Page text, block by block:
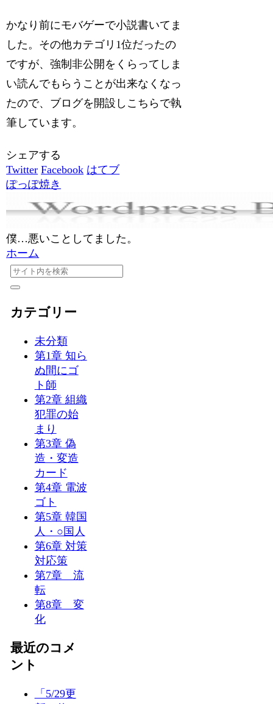
かなり前にモバゲーで小説書いてま
した。その他カテゴリ1位だったの
ですが、強制非公開をくらってしま
い読んでもらうことが出来なくなっ
たので、ブログを開設しこちらで執
筆しています。
シェアする
Twitter Facebook はてブ
ぽっぽ焼き
僕…悪いことしてました。
ホーム
カテゴリー
未分類
第1章 知ら
ぬ間にゴ
ト師
第2章 組織
犯罪の始
まり
第3章 偽
造・変造
カード
第4章 電波
ゴト
第5章 韓国
人・○国人
第6章 対策
対応策
第7章 流
転
第8章 変
化
最近のコメ
ント
「5/29更